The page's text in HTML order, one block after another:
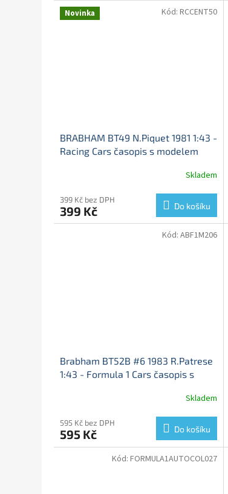
Novinka
BRABHAM BT49 N.Piquet 1981 1:43 -
Racing Cars časopis s modelem
Skladem
399 Kč bez DPH
399 Kč Do košíku
Kód: RCCENT50
Brabham BT52B #6 1983 R.Patrese
1:43 - Formula 1 Cars časopis s
Skladem
595 Kč bez DPH
595 Kč Do košíku
Kód: ABF1M206
Kód: FORMULA1AUTOCOL027